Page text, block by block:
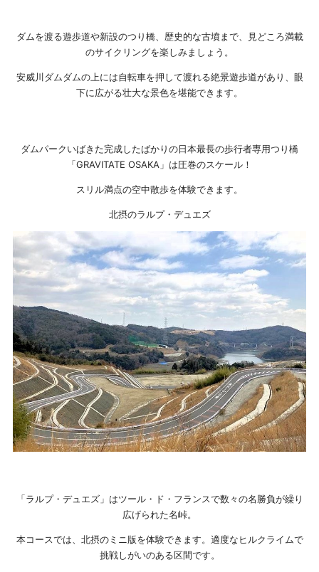
ダムを渡る遊歩道や新設のつり橋、歴史的な古墳まで、見どころ満載
のサイクリングを楽しみましょう。
安威川ダムダムの上には自転車を押して渡れる絶景遊歩道があり、眼
下に広がる壮大な景色を堪能できます。
ダムパークいばきた完成したばかりの日本最長の歩行者専用つり橋
「GRAVITATE OSAKA」は圧巻のスケール！
スリル満点の空中散歩を体験できます。
北摂のラルプ・デュエズ
「ラルプ・デュエズ」はツール・ド・フランスで数々の名勝負が繰り
広げられた名峠。
本コースでは、北摂のミニ版を体験できます。適度なヒルクライムで
挑戦しがいのある区間です。